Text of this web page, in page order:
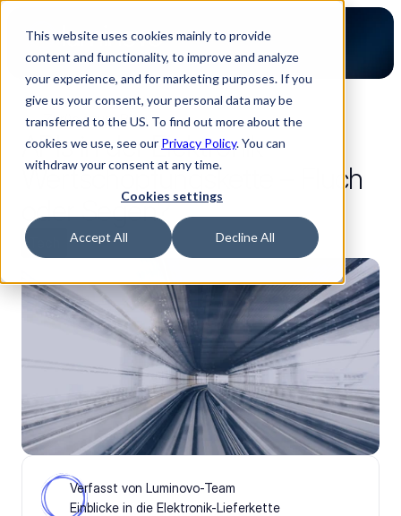
This website uses cookies mainly to provide
content and functionality, to improve and analyze
your experience, and for marketing purposes. If you
give us your consent, your personal data may be
transferred to the US. To find out more about the
cookies we use, see our Privacy Policy. You can
withdraw your consent at any time.
Cookies settings
Accept All Decline All
Zurück zum Blog
APIs in der Elektronik-
Wertschöpfungskette – Fluch
oder Segen?
Verfasst von Luminovo-Team
Einblicke in die Elektronik-Lieferkette